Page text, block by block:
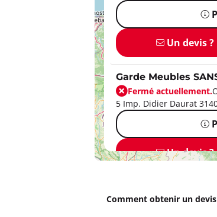
Un devis ?
Garde Meubles
Fermé actuellement.
5 Imp. Didier Daurat
Un devis ?
4,5 569 avis
Comment obtenir un